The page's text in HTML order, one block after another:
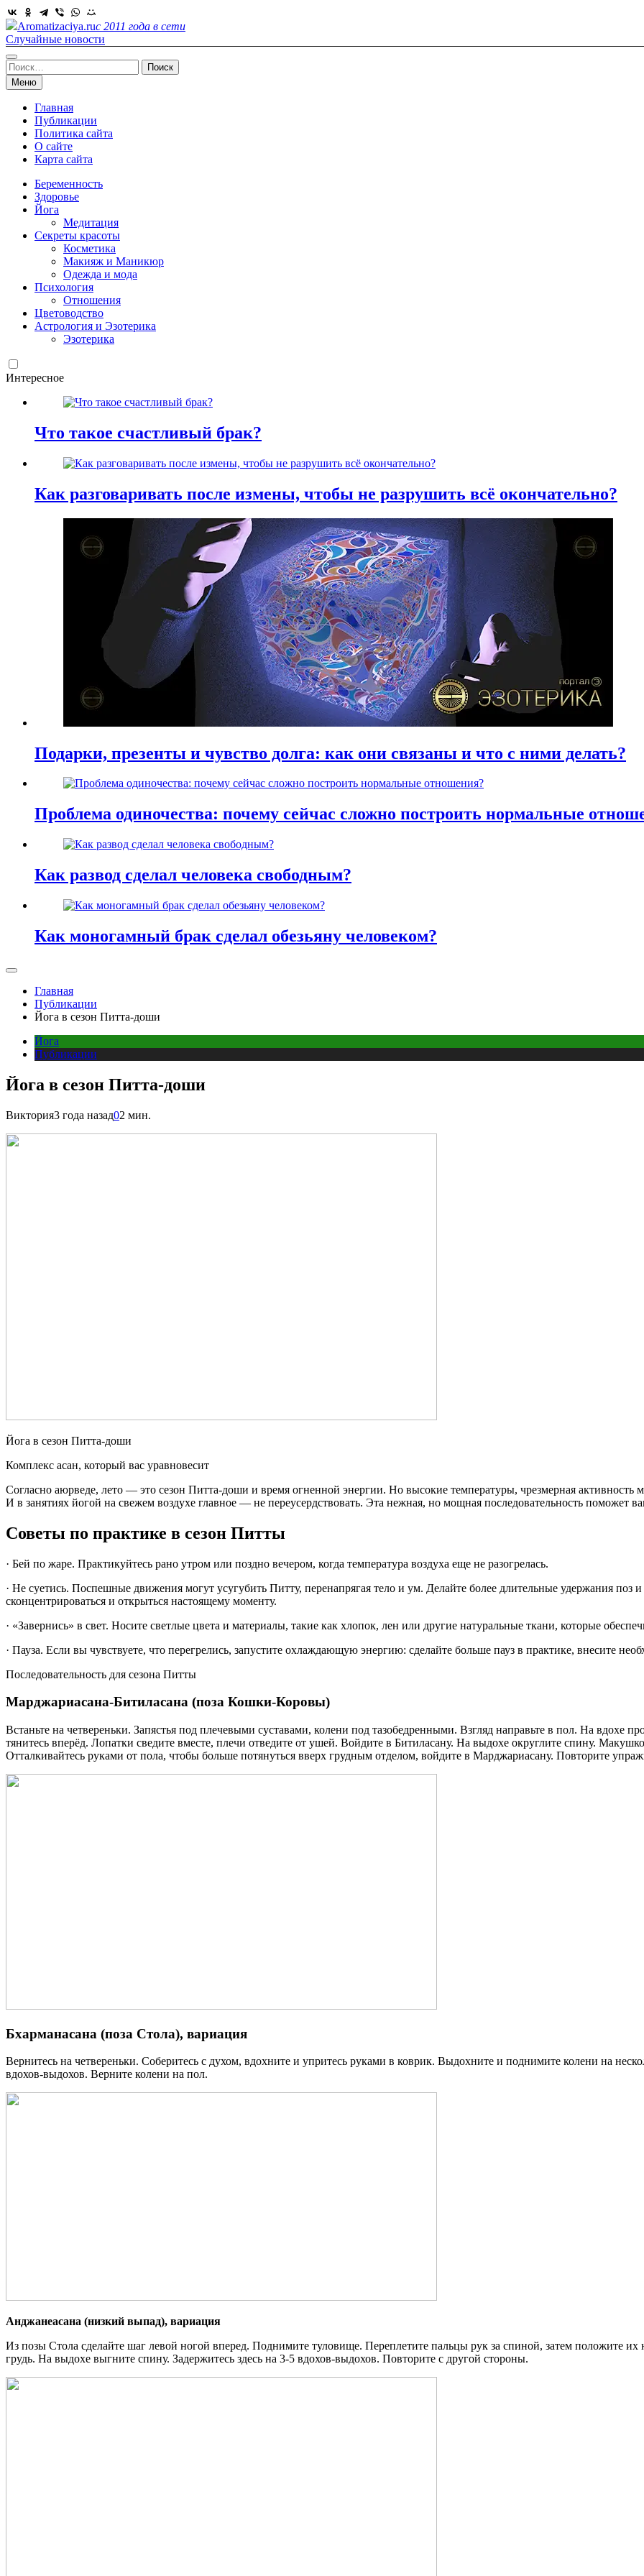
Skip
to
content
Aromatizaciya.ruс 2011 года в сети
Случайные новости
Найти:
Меню
Главная
Публикации
Политика сайта
О сайте
Карта сайта
Беременность
Здоровье
Йога
Медитация
Секреты красоты
Косметика
Макияж и Маникюр
Одежда и мода
Психология
Отношения
Цветоводство
Астрология и Эзотерика
Эзотерика
Интересное
Что такое счастливый брак?
Как разговаривать после измены, чтобы не разрушить всё окончательно?
Подарки, презенты и чувство долга: как они связаны и что с ними делать?
Проблема одиночества: почему сейчас сложно построить нормальные
Как развод сделал человека свободным?
Как моногамный брак сделал обезьяну человеком?
Главная
Публикации
Йога в сезон Питта-доши
Йога
Публикации
Йога в сезон Питта-доши
Виктория3 года назад02 мин.
Йога в сезон Питта-доши
Комплекс асан, который вас уравновесит
Согласно аюрведе, лето — это сезон Питта-доши и время огненной энергии. Но высокие температуры, чрезмерная
И в занятиях йогой на свежем воздухе главное — не переусердствовать. Эта нежная, но мощная последовательность поможет
Советы по практике в сезон Питты
· Бей по жаре. Практикуйтесь рано утром или поздно вечером, когда температура воздуха еще не разогрелась.
· Не суетись. Поспешные движения могут усугубить Питту, перенапрягая тело и ум. Делайте более длительные удержания поз
сконцентрироваться и открыться настоящему моменту.
· «Завернись» в свет. Носите светлые цвета и материалы, такие как хлопок, лен или другие натуральные ткани, которые
· Пауза. Если вы чувствуете, что перегрелись, запустите охлаждающую энергию: сделайте больше пауз в практике, внесите
Последовательность для сезона Питты
Марджариасана-Битиласана (поза Кошки-Коровы)
Встаньте на четвереньки. Запястья под плечевыми суставами, колени под тазобедренными. Взгляд направьте в пол. На вдохе
тянитесь вперёд. Лопатки сведите вместе, плечи отведите от ушей. Войдите в Битиласану. На выдохе округлите спину.
Отталкивайтесь руками от пола, чтобы больше потянуться вверх грудным отделом, войдите в Марджариасану. Повторите
Бхарманасана (поза Стола), вариация
Вернитесь на четвереньки. Соберитесь с духом, вдохните и упритесь руками в коврик. Выдохните и поднимите колени на
вдохов-выдохов. Верните колени на пол.
Анджанеасана (низкий выпад), вариация
Из позы Стола сделайте шаг левой ногой вперед. Поднимите туловище. Переплетите пальцы рук за спиной, затем положите
грудь. На выдохе выгните спину. Задержитесь здесь на 3-5 вдохов-выдохов. Повторите с другой стороны.